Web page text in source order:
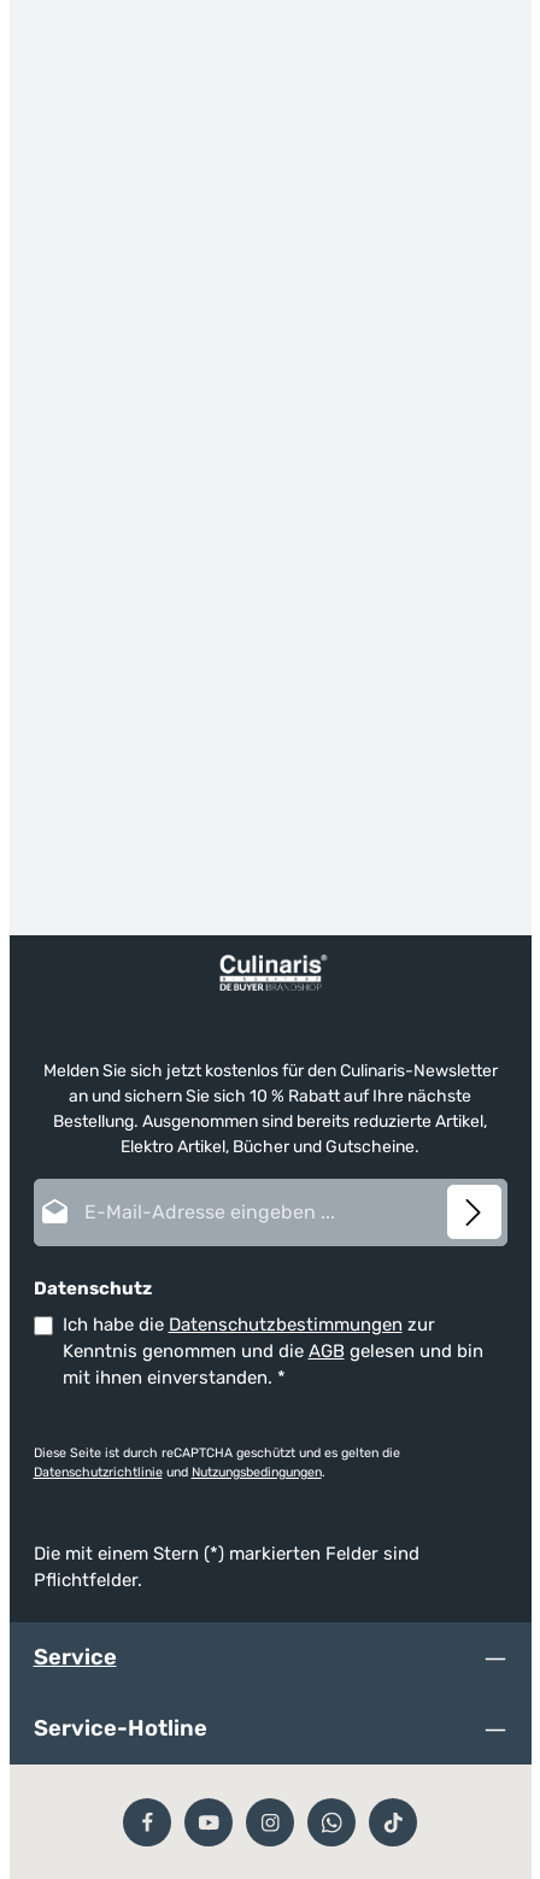
Melden Sie sich jetzt kostenlos für den Culinaris-Newsletter
an und sichern Sie sich 10 % Rabatt auf Ihre nächste
Bestellung. Ausgenommen sind bereits reduzierte Artikel,
Elektro Artikel, Bücher und Gutscheine.
Datenschutz
Ich habe die Datenschutzbestimmungen zur
Kenntnis genommen und die AGBgelesen und bin
mit ihnen einverstanden. *
Diese Seite ist durch reCAPTCHA geschützt und es gelten die
Datenschutzrichtlinieund Nutzungsbedingungen.
Die mit einem Stern (*) markierten Felder sind
Pflichtfelder.
Service
Service-Hotline